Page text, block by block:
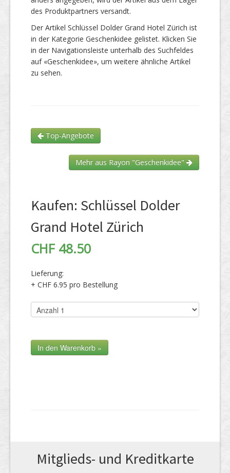
des Produktpartners versandt.
Der Artikel Schlüssel Dolder Grand Hotel Zürich ist
in der Kategorie Geschenkidee gelistet. Klicken Sie
in der Navigationsleiste unterhalb des Suchfeldes
auf «Geschenkidee», um weitere ähnliche Artikel
zu sehen.
Top-Angebote
Mehr aus Rayon "Geschenkidee"
Kaufen: Schlüssel Dolder
Grand Hotel Zürich
CHF 48.50
Lieferung:
+ CHF 6.95 pro Bestellung
Mitglieds- und Kreditkarte